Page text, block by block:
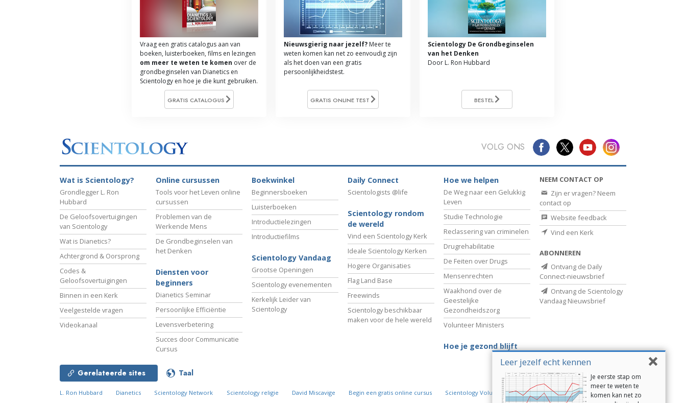
Leer jezelf echt kennen
Je eerste stap om
meer te weten te
komen kan net zo
Vraag een gratis catalogus aan van
boeken, luisterboeken, films en lezingen
om meer te weten te komen over de
grondbeginselen van Dianetics en
Scientology en hoe je die kunt gebruiken.
GRATIS CATALOGUS
Nieuwsgierig naar jezelf?Meer te
weten komen kan net zo eenvoudig zijn
als het doen van een gratis
persoonlijkheidstest.
GRATIS ONLINE TEST
Scientology De Grondbeginselen
van het Denken
Door L. Ron Hubbard
BESTEL
VOLG ONS
Wat is Scientology?
Grondlegger L. Ron
Hubbard
De Geloofsovertuigingen
van Scientology
Wat is Dianetics?
Achtergrond & Oorsprong
Codes &
Geloofsovertuigingen
Binnen in een Kerk
Veelgestelde vragen
Videokanaal
Online cursussen
Tools voor het Leven online
cursussen
Problemen van de
Werkende Mens
De Grondbeginselen van
het Denken
Diensten voor
beginners
Dianetics Seminar
Persoonlijke Efficiëntie
Levensverbetering
Succes door Communicatie
Cursus
Boekwinkel
Beginnersboeken
Luisterboeken
Introductielezingen
Introductiefilms
Scientology Vandaag
Grootse Openingen
Scientology evenementen
Kerkelijk Leider van
Scientology
Daily Connect
Scientologists @life
Scientology rondom
de wereld
Vind een Scientology Kerk
Ideale Scientology Kerken
Hogere Organisaties
Flag Land Base
Freewinds
Scientology beschikbaar
maken voor de hele wereld
Hoe we helpen
De Weg naar een Gelukkig
Leven
Studie Technologie
Reclassering van criminelen
Drugrehabilitatie
De Feiten over Drugs
Mensenrechten
Waakhond over de
Geestelijke
Gezondheidszorg
Volunteer Ministers
Hoe je gezond blijft
NEEM CONTACT OP
Zijn er vragen? Neem
contact op
Website feedback
Vind een Kerk
ABONNEREN
Ontvang de Daily
Connect-nieuwsbrief
Ontvang de Scientology
Vandaag Nieuwsbrief
Gerelateerde sites Taal
L. Ron Hubbard Dianetics Scientology Network Scientology religie David Miscavige Begin een gratis online cursus
Scientology Volunteer Ministers